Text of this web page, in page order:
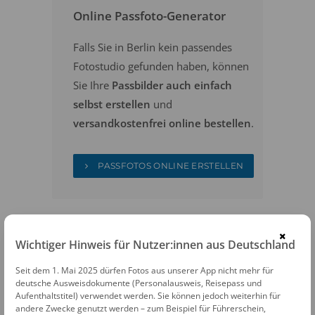
Online Passfoto-Generator
Falls Sie in Berlin kein passendes
Fotostudio gefunden haben, können
Sie Ihre Passbilder auch einfach
selbst erstellen und
versandkostenfrei online bestellen.
PASSFOTOS ONLINE ERSTELLEN
FOTOAUTOMATEN
×
Wichtiger Hinweis für Nutzer:innen aus Deutschland
Seit dem 1. Mai 2025 dürfen Fotos aus unserer App nicht mehr für
deutsche Ausweisdokumente (Personalausweis, Reisepass und
Aufenthaltstitel) verwendet werden. Sie können jedoch weiterhin für
andere Zwecke genutzt werden – zum Beispiel für Führerschein,